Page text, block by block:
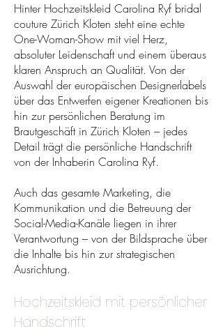
Hinter Hochzeitskleid Carolina Ryf bridal
couture Zürich Kloten steht eine echte
One-Woman-Show mit viel Herz,
absoluter Leidenschaft und einem überaus
klaren Anspruch an Qualität. Von der
Auswahl der europäischen Designerlabels
über das Entwerfen eigener Kreationen bis
hin zur persönlichen Beratung im
Brautgeschäft in Zürich Kloten – jedes
Detail trägt die persönliche Handschrift
von der Inhaberin Carolina Ryf.
Auch das gesamte Marketing, die
Kommunikation und die Betreuung der
Social-Media-Kanäle liegen in ihrer
Verantwortung – von der Bildsprache über
die Inhalte bis hin zur strategischen
Ausrichtung.
Hochzeitskleid mit persönlicher
Handschrift